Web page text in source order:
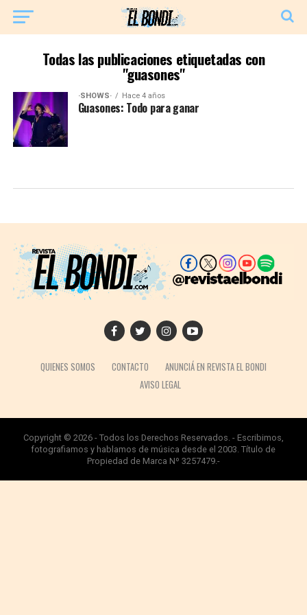
Todas las publicaciones etiquetadas con
"guasones"
·SHOWS· Hace 4 años
Guasones: Todo para ganar
QUIENES SOMOS CONTACTO
ANUNCIÁ EN REVISTA EL BONDI
AVISO LEGAL
Copyright © 2026 - Todos los Derechos Reservados. - Escribimos,
fotografiamos y hablamos de música desde el 2003. Título de
Propiedad de Marca Nº 3257479.-